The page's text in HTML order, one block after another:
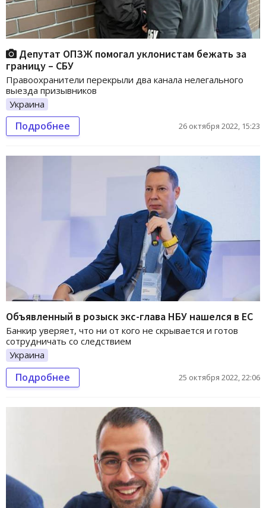
Депутат ОПЗЖ помогал уклонистам бежать за
границу – СБУ
Правоохранители перекрыли два канала нелегального
выезда призывников
Украина
Подробнее 26 октября 2022, 15:23
Объявленный в розыск экс-глава НБУ нашелся в ЕС
Банкир уверяет, что ни от кого не скрывается и готов
сотрудничать со следствием
Украина
Подробнее 25 октября 2022, 22:06